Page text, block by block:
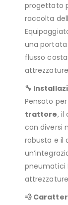
progettato
raccolta
una portata
flusso
🔧
Pensato
trattore, il
con diversi
robusta e il
pneumatici
💨